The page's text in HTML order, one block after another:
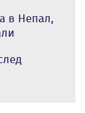
в Непал,